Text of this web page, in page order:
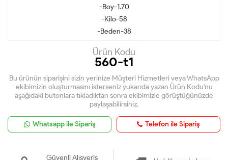
-Boy-1.70
-Kilo-58
-Beden-38
Ürün Kodu
560-t1
Bu ürünün siparişini sizin yerinize Müşteri Hizmetleri veya WhatsApp
ekibimizin oluşturmasını isterseniz yukarıda yazan Ürün Kodu'nu
aşağıdaki butonlara tıkladıktan sonra ekibimizle görüştüğünüzde
paylaşabilirsiniz.
Whatsapp ile Sipariş Telefon ile Sipariş
Güvenli Alışveriş